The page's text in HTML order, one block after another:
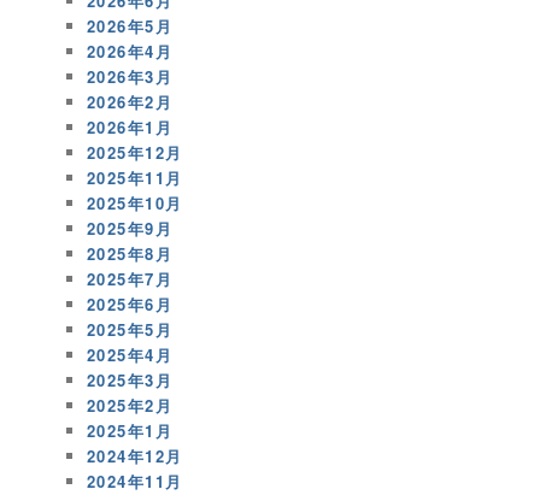
2026年5月
2026年4月
2026年3月
2026年2月
2026年1月
2025年12月
2025年11月
2025年10月
2025年9月
2025年8月
2025年7月
2025年6月
2025年5月
2025年4月
2025年3月
2025年2月
2025年1月
2024年12月
2024年11月